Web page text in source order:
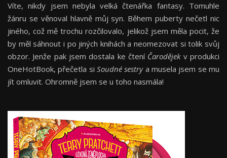
Víte, nikdy jsem nebyla velká čtenářka fantasy. Tomuhle
žánru se věnoval hlavně můj syn. Během puberty nečetl nic
jiného, což mě trochu rozčilovalo, jelikož jsem měla pocit, že
by měl sáhnout i po jiných knihách a neomezovat si tolik svůj
obzor. Jenže pak jsem dostala ke čtení Čarodějek v produkci
OneHotBook, přečetla si Soudné sestrya musela jsem se mu
jít omluvit. Ohromně jsem se u toho nasmála!